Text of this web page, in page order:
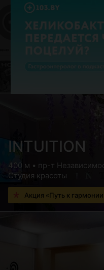
INTUITION
400 м • пр-т
Студия красоты
Акция «Путь к